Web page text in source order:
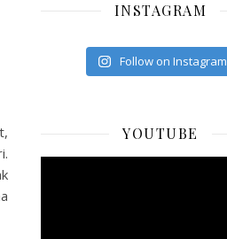
INSTAGRAM
Follow on Instagram
YOUTUBE